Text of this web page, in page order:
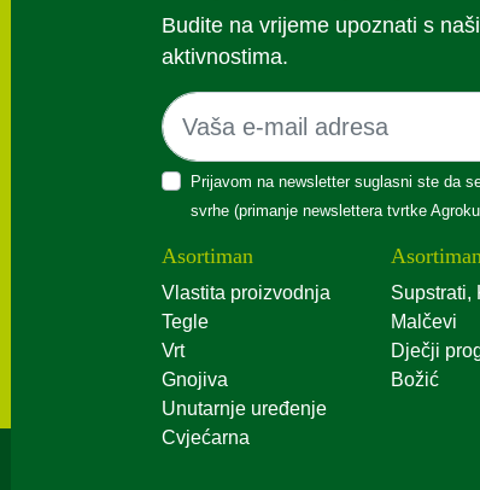
Budite na vrijeme upoznati s
aktivnostima.
Prijavom na newsletter suglasni ste da
svrhe (primanje newslettera tvrtke
Asortiman
Vlastita proizvodnja
Tegle
Vrt
Gnojiva
Unutarnje uređenje
Cvjećarna
Supstrati,
Malčevi
Dječji
Božić